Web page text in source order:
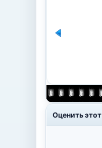
Оценить